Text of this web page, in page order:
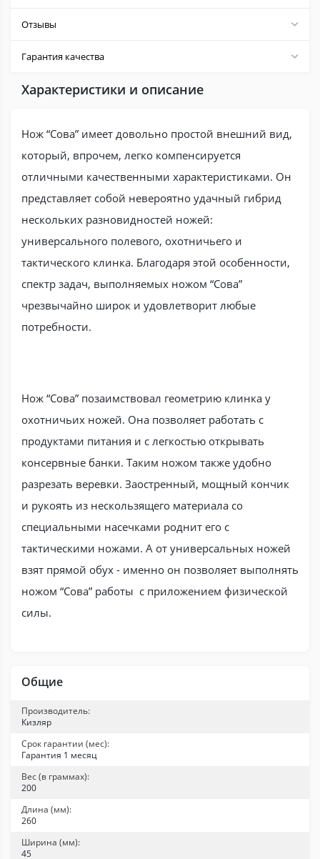
Отзывы
Гарантия качества
Характеристики и описание
Нож “Сова” имеет довольно простой внешний вид,
который, впрочем, легко компенсируется
отличными качественными характеристиками. Он
представляет собой невероятно удачный гибрид
нескольких разновидностей ножей:
универсального полевого, охотничьего и
тактического клинка. Благодаря этой особенности,
спектр задач, выполняемых ножом “Сова”
чрезвычайно широк и удовлетворит любые
потребности.
Нож “Сова” позаимствовал геометрию клинка у
охотничьих ножей. Она позволяет работать с
продуктами питания и с легкостью открывать
консервные банки. Таким ножом также удобно
разрезать веревки. Заостренный, мощный кончик
и рукоять из нескользящего материала со
специальными насечками роднит его с
тактическими ножами. А от универсальных ножей
взят прямой обух - именно он позволяет выполнять
ножом “Сова” работы с приложением физической
силы.
Общие
Производитель:
Кизляр
Срок гарантии (мес):
Гарантия 1 месяц
Вес (в граммах):
200
Длина (мм):
260
Ширина (мм):
45